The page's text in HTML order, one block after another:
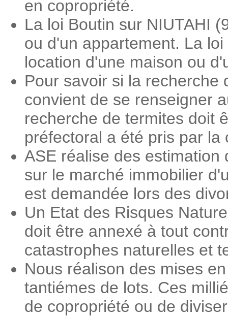
en copropriété.
La loi Boutin sur NIUTAHI
ou d'un appartement. La
location d'une maison ou
Pour savoir si la recherche
convient de se renseigner
recherche de termites doit
préfectoral a été pris par la
ASE réalise des
sur le marché immobilier
est demandée lors des
Un Etat des Risques
doit être annexé à tout
catastrophes naturelles et
Nous réalison des mises
tantiémes de lots. Ces
de copropriété ou de